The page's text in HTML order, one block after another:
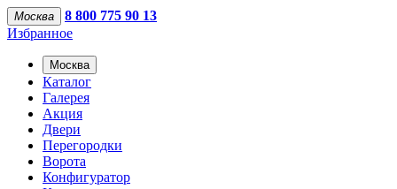
Москва
8 800 775 90 13
Избранное
Москва
Каталог
Галерея
Акция
Двери
Перегородки
Ворота
Конфигуратор